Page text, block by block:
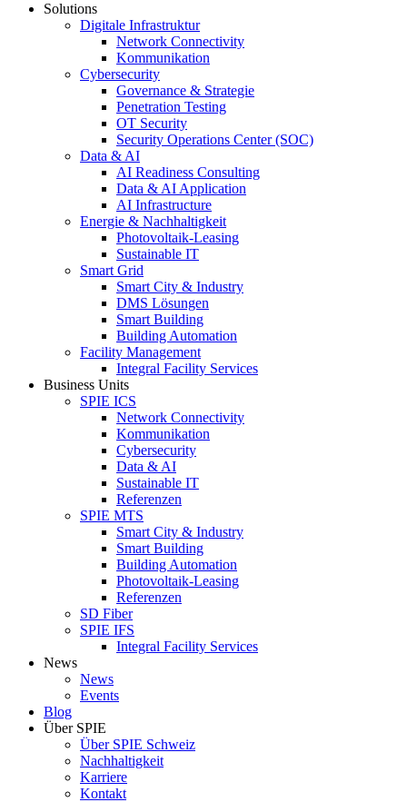
Solutions
Digitale Infrastruktur
Network Connectivity
Kommunikation
Cybersecurity
Governance & Strategie
Penetration Testing
OT Security
Security Operations Center (SOC)
Data & AI
AI Readiness Consulting
Data & AI Application
AI Infrastructure
Energie & Nachhaltigkeit
Photovoltaik-Leasing
Sustainable IT
Smart Grid
Smart City & Industry
DMS Lösungen
Smart Building
Building Automation
Facility Management
Integral Facility Services
Business Units
SPIE ICS
Network Connectivity
Kommunikation
Cybersecurity
Data & AI
Sustainable IT
Referenzen
SPIE MTS
Smart City & Industry
Smart Building
Building Automation
Photovoltaik-Leasing
Referenzen
SD Fiber
SPIE IFS
Integral Facility Services
News
News
Events
Blog
Über SPIE
Über SPIE Schweiz
Nachhaltigkeit
Karriere
Kontakt